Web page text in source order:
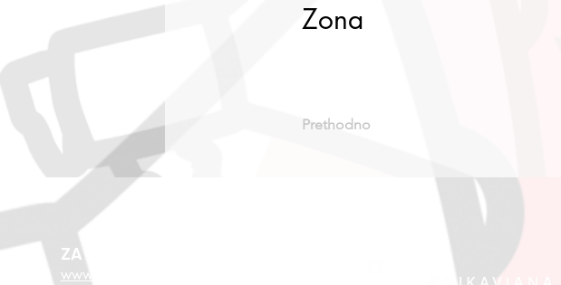
Zona
Prethodno
ZA VIŠE O EU FONDOVIMA
www.esf.hr